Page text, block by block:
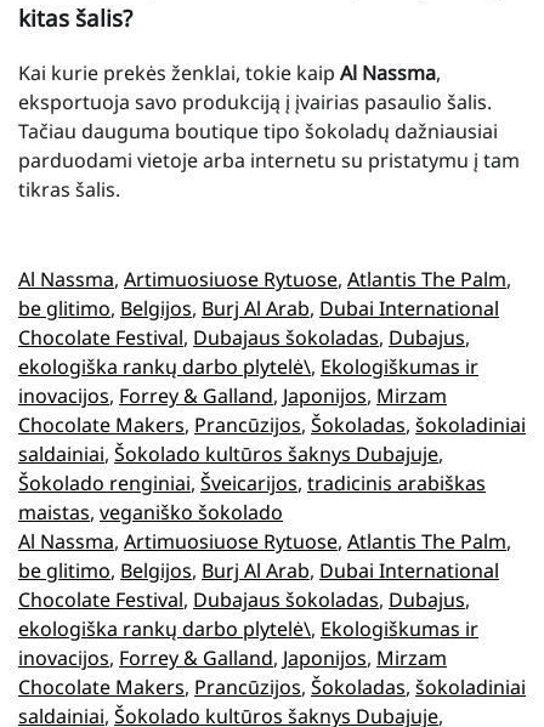
kitas šalis?
Kai kurie prekės ženklai, tokie kaip Al Nassma,
eksportuoja savo produkciją į įvairias pasaulio šalis.
Tačiau dauguma boutique tipo šokoladų dažniausiai
parduodami vietoje arba internetu su pristatymu į tam
tikras šalis.
Al Nassma, Artimuosiuose Rytuose, Atlantis The Palm
be glitimo, Belgijos, Burj Al Arab, Dubai International
Chocolate Festival, Dubajaus šokoladas, Dubajus
ekologiška rankų darbo plytelė\, Ekologiškumas ir
inovacijos, Forrey & Galland, Japonijos, Mirzam
Chocolate Makers, Prancūzijos, Šokoladas, šokoladiniai
saldainiai, Šokolado kultūros šaknys Dubajuje
Šokolado renginiai, Šveicarijos, tradicinis arabiškas
maistas, veganiško šokolado
Al Nassma, Artimuosiuose Rytuose, Atlantis The Palm
be glitimo, Belgijos, Burj Al Arab, Dubai International
Chocolate Festival, Dubajaus šokoladas, Dubajus
ekologiška rankų darbo plytelė\, Ekologiškumas ir
inovacijos, Forrey & Galland, Japonijos, Mirzam
Chocolate Makers, Prancūzijos, Šokoladas, šokoladiniai
saldainiai, Šokolado kultūros šaknys Dubajuje